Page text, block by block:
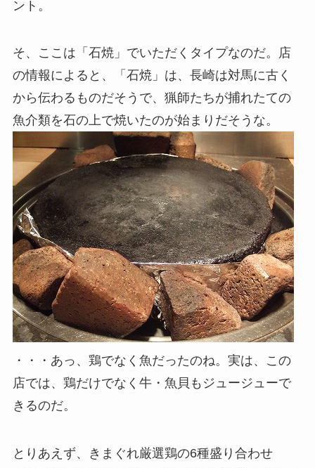
ント。
そ、ここは「石焼」でいただくタイプなのだ。店
の情報によると、「石焼」は、長崎は対馬に古く
から伝わるものだそうで、猟師たちが捕れたての
魚介類を石の上で焼いたのが始まりだそうな。
・・・あっ、鶏でなく魚だったのね。実は、この
店では、鶏だけでなく牛・魚貝もジュージューで
きるのだ。
とりあえず、きまぐれ厳選鶏の6種盛り合わせ